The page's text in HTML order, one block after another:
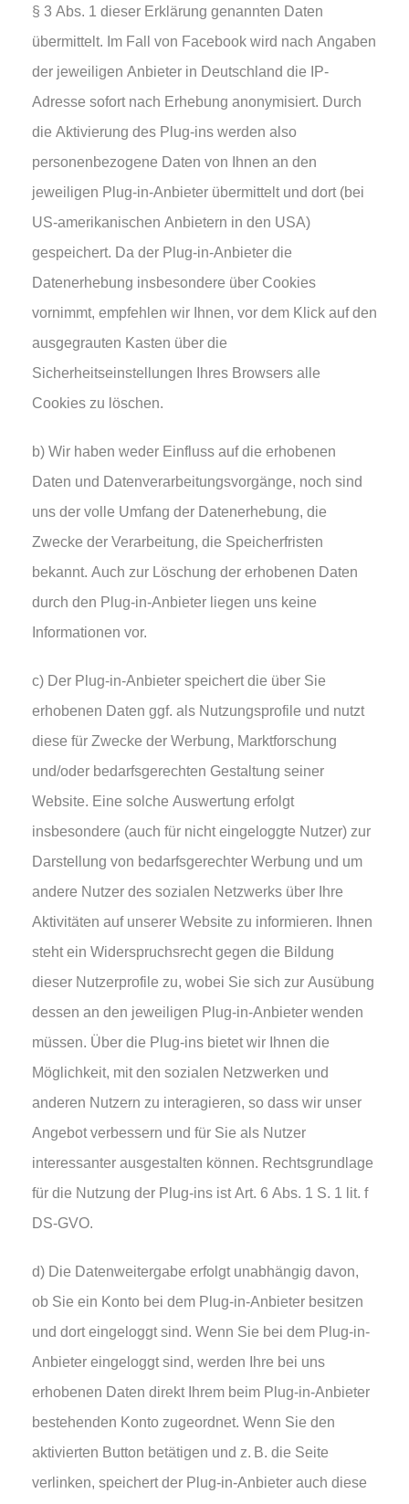
§ 3 Abs. 1 dieser Erklärung genannten Daten
übermittelt. Im Fall von Facebook wird nach Angaben
der jeweiligen Anbieter in Deutschland die IP-
Adresse sofort nach Erhebung anonymisiert. Durch
die Aktivierung des Plug-ins werden also
personenbezogene Daten von Ihnen an den
jeweiligen Plug-in-Anbieter übermittelt und dort (bei
US-amerikanischen Anbietern in den USA)
gespeichert. Da der Plug-in-Anbieter die
Datenerhebung insbesondere über Cookies
vornimmt, empfehlen wir Ihnen, vor dem Klick auf den
ausgegrauten Kasten über die
Sicherheitseinstellungen Ihres Browsers alle
Cookies zu löschen.
b) Wir haben weder Einfluss auf die erhobenen
Daten und Datenverarbeitungsvorgänge, noch sind
uns der volle Umfang der Datenerhebung, die
Zwecke der Verarbeitung, die Speicherfristen
bekannt. Auch zur Löschung der erhobenen Daten
durch den Plug-in-Anbieter liegen uns keine
Informationen vor.
c) Der Plug-in-Anbieter speichert die über Sie
erhobenen Daten ggf. als Nutzungsprofile und nutzt
diese für Zwecke der Werbung, Marktforschung
und/oder bedarfsgerechten Gestaltung seiner
Website. Eine solche Auswertung erfolgt
insbesondere (auch für nicht eingeloggte Nutzer) zur
Darstellung von bedarfsgerechter Werbung und um
andere Nutzer des sozialen Netzwerks über Ihre
Aktivitäten auf unserer Website zu informieren. Ihnen
steht ein Widerspruchsrecht gegen die Bildung
dieser Nutzerprofile zu, wobei Sie sich zur Ausübung
dessen an den jeweiligen Plug-in-Anbieter wenden
müssen. Über die Plug-ins bietet wir Ihnen die
Möglichkeit, mit den sozialen Netzwerken und
anderen Nutzern zu interagieren, so dass wir unser
Angebot verbessern und für Sie als Nutzer
interessanter ausgestalten können. Rechtsgrundlage
für die Nutzung der Plug-ins ist Art. 6 Abs. 1 S. 1 lit. f
DS-GVO.
d) Die Datenweitergabe erfolgt unabhängig davon,
ob Sie ein Konto bei dem Plug-in-Anbieter besitzen
und dort eingeloggt sind. Wenn Sie bei dem Plug-in-
Anbieter eingeloggt sind, werden Ihre bei uns
erhobenen Daten direkt Ihrem beim Plug-in-Anbieter
bestehenden Konto zugeordnet. Wenn Sie den
aktivierten Button betätigen und z. B. die Seite
verlinken, speichert der Plug-in-Anbieter auch diese